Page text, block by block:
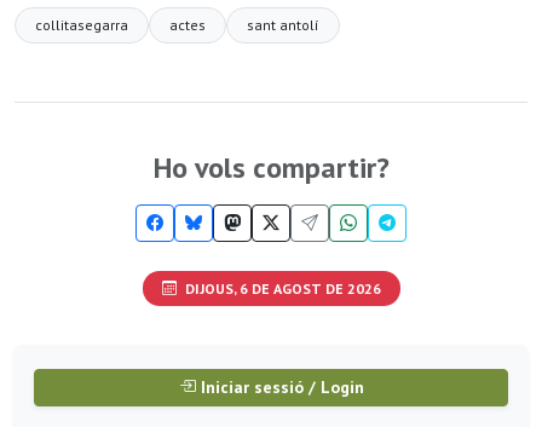
collitasegarra actes sant antolí
Ho vols compartir?
DIJOUS, 6 DE AGOST DE 2026
Iniciar sessió / Login